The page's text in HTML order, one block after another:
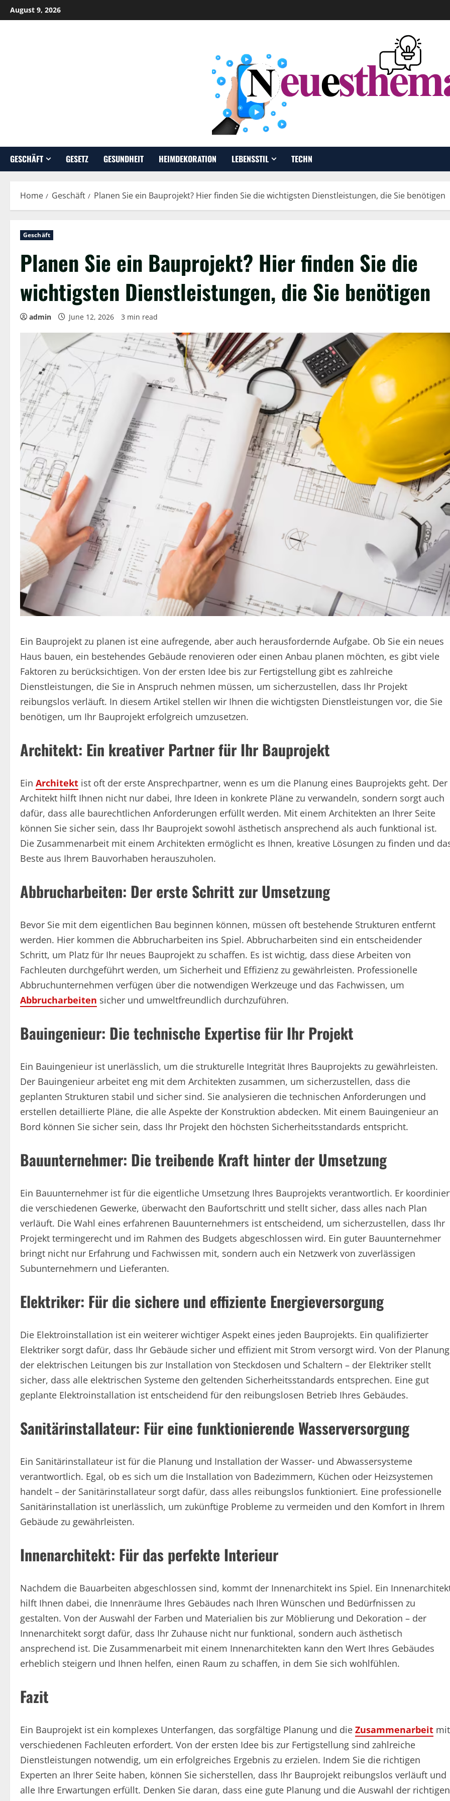
Skip
to
August 9, 2026
GESCHÄFT GESETZ GESUNDHEIT HEIMDEKORATION LEBENSSTIL TECHN
Home Geschäft Planen Sie ein Bauprojekt? Hier finden Sie die wichtigsten Dienstleistungen, die Sie benötigen
Geschäft
Planen Sie ein Bauprojekt? Hier finden Sie die
wichtigsten Dienstleistungen, die Sie benötigen
admin June 12, 2026 3 min read
Ein Bauprojekt zu planen ist eine aufregende, aber auch herausfordernde Aufgabe. Ob Sie ein neues
Haus bauen, ein bestehendes Gebäude renovieren oder einen Anbau planen möchten, es gibt viele
Faktoren zu berücksichtigen. Von der ersten Idee bis zur Fertigstellung gibt es zahlreiche
Dienstleistungen, die Sie in Anspruch nehmen müssen, um sicherzustellen, dass Ihr Projekt
reibungslos verläuft. In diesem Artikel stellen wir Ihnen die wichtigsten Dienstleistungen vor, die Sie
benötigen, um Ihr Bauprojekt erfolgreich umzusetzen.
Architekt: Ein kreativer Partner für Ihr Bauprojekt
Ein Architekt ist oft der erste Ansprechpartner, wenn es um die Planung eines Bauprojekts geht. Der
Architekt hilft Ihnen nicht nur dabei, Ihre Ideen in konkrete Pläne zu verwandeln, sondern sorgt auch
dafür, dass alle baurechtlichen Anforderungen erfüllt werden. Mit einem Architekten an Ihrer Seite
können Sie sicher sein, dass Ihr Bauprojekt sowohl ästhetisch ansprechend als auch funktional ist.
Die Zusammenarbeit mit einem Architekten ermöglicht es Ihnen, kreative Lösungen zu finden und
Beste aus Ihrem Bauvorhaben herauszuholen.
Abbrucharbeiten: Der erste Schritt zur Umsetzung
Bevor Sie mit dem eigentlichen Bau beginnen können, müssen oft bestehende Strukturen entfernt
werden. Hier kommen die Abbrucharbeiten ins Spiel. Abbrucharbeiten sind ein entscheidender
Schritt, um Platz für Ihr neues Bauprojekt zu schaffen. Es ist wichtig, dass diese Arbeiten von
Fachleuten durchgeführt werden, um Sicherheit und Effizienz zu gewährleisten. Professionelle
Abbruchunternehmen verfügen über die notwendigen Werkzeuge und das Fachwissen, um
Abbrucharbeiten sicher und umweltfreundlich durchzuführen.
Bauingenieur: Die technische Expertise für Ihr Projekt
Ein Bauingenieur ist unerlässlich, um die strukturelle Integrität Ihres Bauprojekts zu gewährleisten.
Der Bauingenieur arbeitet eng mit dem Architekten zusammen, um sicherzustellen, dass die
geplanten Strukturen stabil und sicher sind. Sie analysieren die technischen Anforderungen und
erstellen detaillierte Pläne, die alle Aspekte der Konstruktion abdecken. Mit einem Bauingenieur an
Bord können Sie sicher sein, dass Ihr Projekt den höchsten Sicherheitsstandards entspricht.
Bauunternehmer: Die treibende Kraft hinter der Umsetzung
Ein Bauunternehmer ist für die eigentliche Umsetzung Ihres Bauprojekts verantwortlich. Er
die verschiedenen Gewerke, überwacht den Baufortschritt und stellt sicher, dass alles nach Plan
verläuft. Die Wahl eines erfahrenen Bauunternehmers ist entscheidend, um sicherzustellen, dass Ihr
Projekt termingerecht und im Rahmen des Budgets abgeschlossen wird. Ein guter Bauunternehmer
bringt nicht nur Erfahrung und Fachwissen mit, sondern auch ein Netzwerk von zuverlässigen
Subunternehmern und Lieferanten.
Elektriker: Für die sichere und effiziente Energieversorgung
Die Elektroinstallation ist ein weiterer wichtiger Aspekt eines jeden Bauprojekts. Ein qualifizierter
Elektriker sorgt dafür, dass Ihr Gebäude sicher und effizient mit Strom versorgt wird. Von der Planung
der elektrischen Leitungen bis zur Installation von Steckdosen und Schaltern – der Elektriker stellt
sicher, dass alle elektrischen Systeme den geltenden Sicherheitsstandards entsprechen. Eine gut
geplante Elektroinstallation ist entscheidend für den reibungslosen Betrieb Ihres Gebäudes.
Sanitärinstallateur: Für eine funktionierende Wasserversorgung
Ein Sanitärinstallateur ist für die Planung und Installation der Wasser- und Abwassersysteme
verantwortlich. Egal, ob es sich um die Installation von Badezimmern, Küchen oder Heizsystemen
handelt – der Sanitärinstallateur sorgt dafür, dass alles reibungslos funktioniert. Eine professionelle
Sanitärinstallation ist unerlässlich, um zukünftige Probleme zu vermeiden und den Komfort in Ihrem
Gebäude zu gewährleisten.
Innenarchitekt: Für das perfekte Interieur
Nachdem die Bauarbeiten abgeschlossen sind, kommt der Innenarchitekt ins Spiel. Ein
hilft Ihnen dabei, die Innenräume Ihres Gebäudes nach Ihren Wünschen und Bedürfnissen zu
gestalten. Von der Auswahl der Farben und Materialien bis zur Möblierung und Dekoration – der
Innenarchitekt sorgt dafür, dass Ihr Zuhause nicht nur funktional, sondern auch ästhetisch
ansprechend ist. Die Zusammenarbeit mit einem Innenarchitekten kann den Wert Ihres Gebäudes
erheblich steigern und Ihnen helfen, einen Raum zu schaffen, in dem Sie sich wohlfühlen.
Fazit
Ein Bauprojekt ist ein komplexes Unterfangen, das sorgfältige Planung und die Zusammenarbeit mit
verschiedenen Fachleuten erfordert. Von der ersten Idee bis zur Fertigstellung sind zahlreiche
Dienstleistungen notwendig, um ein erfolgreiches Ergebnis zu erzielen. Indem Sie die richtigen
Experten an Ihrer Seite haben, können Sie sicherstellen, dass Ihr Bauprojekt reibungslos verläuft und
alle Ihre Erwartungen erfüllt. Denken Sie daran, dass eine gute Planung und die Auswahl der richtigen